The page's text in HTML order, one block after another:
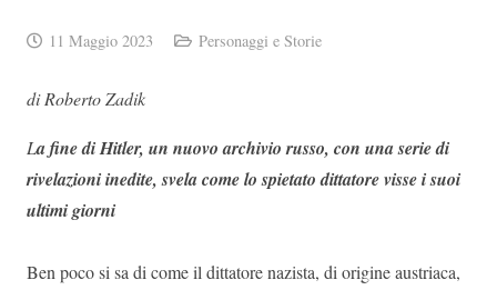
11 Maggio 2023 Personaggi e Storie
di Roberto Zadik
La fine di Hitler, un nuovo archivio russo, con una serie di
rivelazioni inedite, svela come lo spietato dittatore visse i suoi
ultimi giorni
Ben poco si sa di come il dittatore nazista, di origine austriaca,